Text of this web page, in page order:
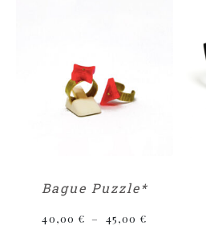
Bague Puzzle*
40,00 € – 45,00 €